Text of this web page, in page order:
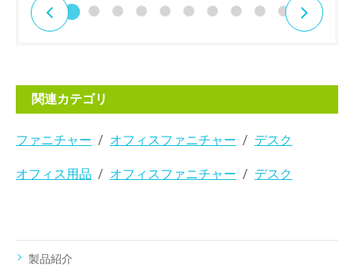
関連カテゴリ
ファニチャー オフィスファニチャー デスク
オフィス用品 オフィスファニチャー デスク
製品紹介